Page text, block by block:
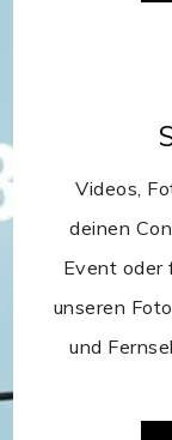
Videos,
deinen
Event oder
unseren
und